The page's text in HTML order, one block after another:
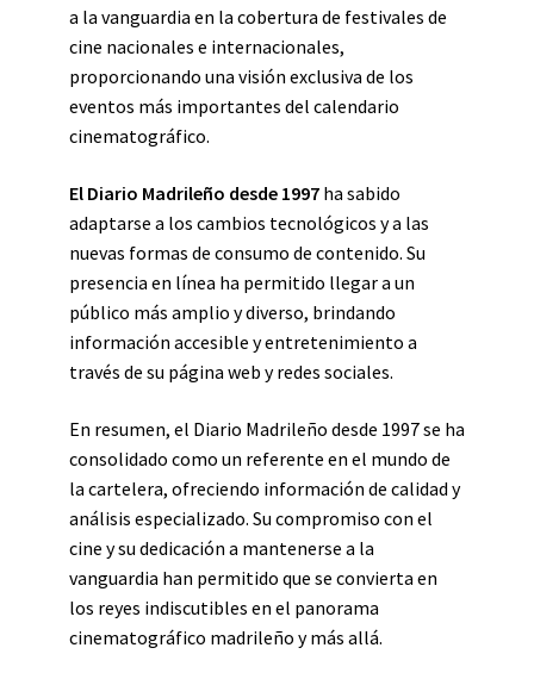
a la vanguardia en la cobertura de festivales de
cine nacionales e internacionales,
proporcionando una visión exclusiva de los
eventos más importantes del calendario
cinematográfico.
El Diario Madrileño desde 1997 ha sabido
adaptarse a los cambios tecnológicos y a las
nuevas formas de consumo de contenido. Su
presencia en línea ha permitido llegar a un
público más amplio y diverso, brindando
información accesible y entretenimiento a
través de su página web y redes sociales.
En resumen, el Diario Madrileño desde 1997 se ha
consolidado como un referente en el mundo de
la cartelera, ofreciendo información de calidad y
análisis especializado. Su compromiso con el
cine y su dedicación a mantenerse a la
vanguardia han permitido que se convierta en
los reyes indiscutibles en el panorama
cinematográfico madrileño y más allá.